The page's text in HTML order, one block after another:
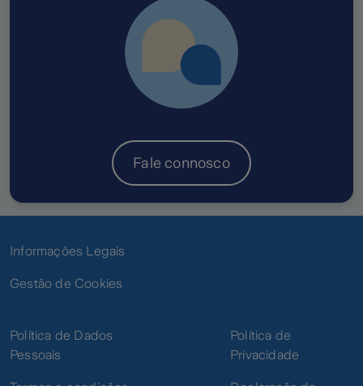
Fale connosco
Informações Legais
Gestão de Cookies
Política de Dados
Pessoais
Política de
Privacidade